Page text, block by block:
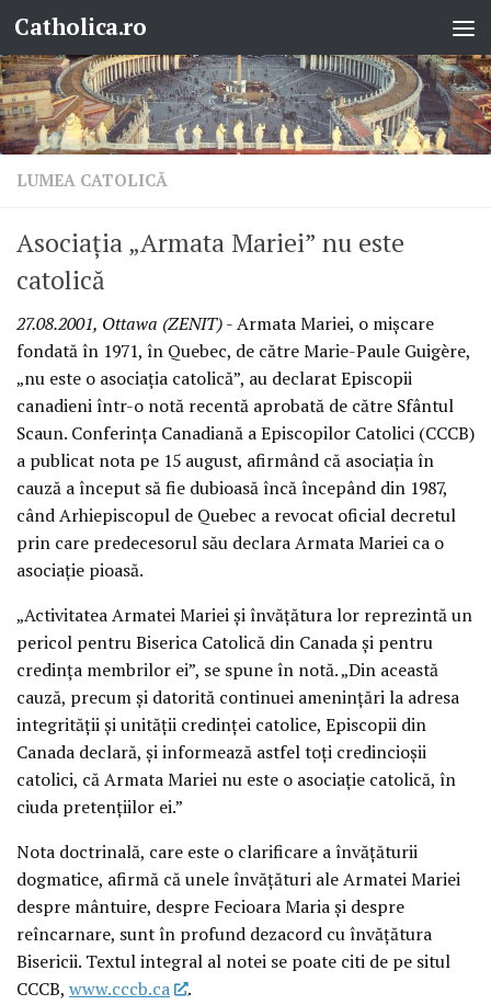
Skip to content
Catholica.ro
LUMEA CATOLICĂ
Asociaţia „Armata Mariei” nu este
catolică
27.08.2001, Ottawa (ZENIT)- Armata Mariei, o mişcare
fondată în 1971, în Quebec, de către Marie-Paule Guigère,
„nu este o asociaţia catolică”, au declarat Episcopii
canadieni într-o notă recentă aprobată de către Sfântul
Scaun. Conferinţa Canadiană a Episcopilor Catolici (CCCB)
a publicat nota pe 15 august, afirmând că asociaţia în
cauză a început să fie dubioasă încă începând din 1987,
când Arhiepiscopul de Quebec a revocat oficial decretul
prin care predecesorul său declara Armata Mariei ca o
asociaţie pioasă.
„Activitatea Armatei Mariei şi învăţătura lor reprezintă un
pericol pentru Biserica Catolică din Canada şi pentru
credinţa membrilor ei”, se spune în notă. „Din această
cauză, precum şi datorită continuei ameninţări la adresa
integrităţii şi unităţii credinţei catolice, Episcopii din
Canada declară, şi informează astfel toţi credincioşii
catolici, că Armata Mariei nu este o asociaţie catolică, în
ciuda pretenţiilor ei.”
Nota doctrinală, care este o clarificare a învăţăturii
dogmatice, afirmă că unele învăţături ale Armatei Mariei
despre mântuire, despre Fecioara Maria şi despre
reîncarnare, sunt în profund dezacord cu învăţătura
Bisericii. Textul integral al notei se poate citi de pe situl
CCCB, www.cccb.ca
.